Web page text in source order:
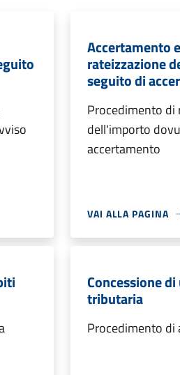
Accertamento
rateizzazione
seguito di
Procedimento di
dell'importo
accertamento
VAI ALLA PAGINA
Concessione
tributaria
Procedimento